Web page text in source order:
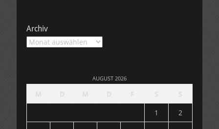
Archiv
Archiv
AUGUST 2026
1
2